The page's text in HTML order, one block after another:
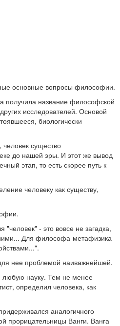
основные вопросы философии.
получила название философской
исследователей. Основой
биологически
существо
до нашей эры. И этот же вывод
этап, то есть скорее путь к
человеку как существу,
- это вовсе не загадка,
ними... Для философа-метафизика
нее проблемой наиважнейшей.
любую науку. Тем не менее
определил человека, как
аналогичного
прорицательницы Ванги. Ванга